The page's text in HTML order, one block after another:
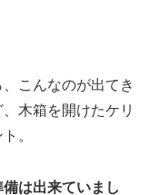
こんなのが出てき
木箱を開けたケリ
。
は出来ていまし